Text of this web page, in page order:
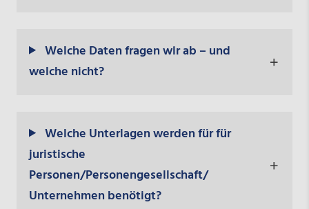
Welche Daten fragen wir ab – und
welche nicht?
Welche Unterlagen werden für für
juristische
Personen/Personengesellschaft/
Unternehmen benötigt?